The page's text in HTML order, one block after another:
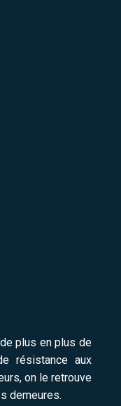
plus en plus de
résistance aux
on le retrouve
demeures.